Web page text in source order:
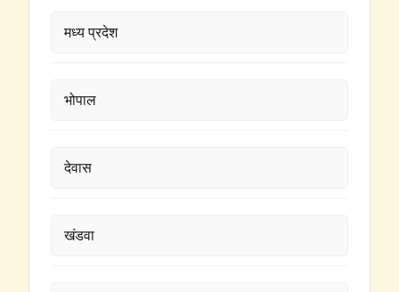
मध्य प्रदेश
भोपाल
देवास
खंडवा